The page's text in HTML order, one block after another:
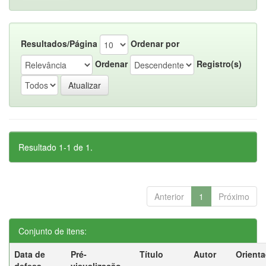
Resultados/Página
Ordenar por
Ordenar
Registro(s)
Resultado 1-1 de 1.
Anterior 1 Próximo
Conjunto de itens:
Data de
Pré-
Título Autor